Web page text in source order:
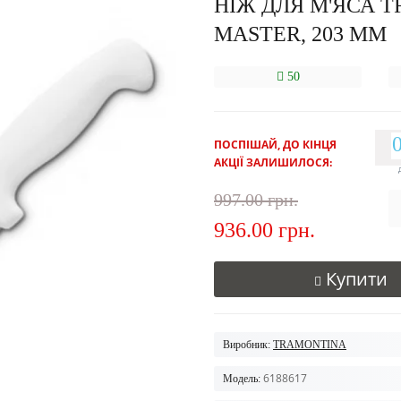
НІЖ ДЛЯ М'ЯСА
MASTER, 203 ММ
50
ПОСПІШАЙ, ДО КІНЦЯ
АКЦІЇ ЗАЛИШИЛОСЯ:
9
9
0
0
997.00 грн.
936.00 грн.
Купити
Виробник: TRAMONTINA
Модель: 6188617